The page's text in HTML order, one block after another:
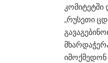
„რუსეთი
იმოქმედონ